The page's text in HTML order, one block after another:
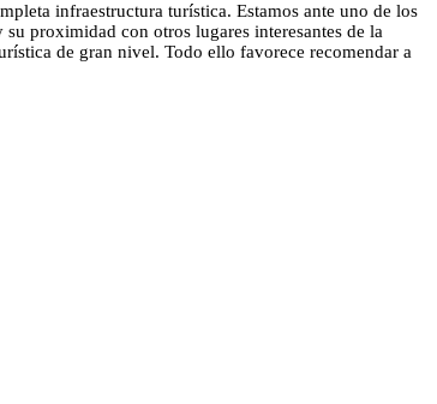
infraestructura turística. Estamos ante uno de los
proximidad con otros lugares interesantes de la
de gran nivel. Todo ello favorece recomendar a